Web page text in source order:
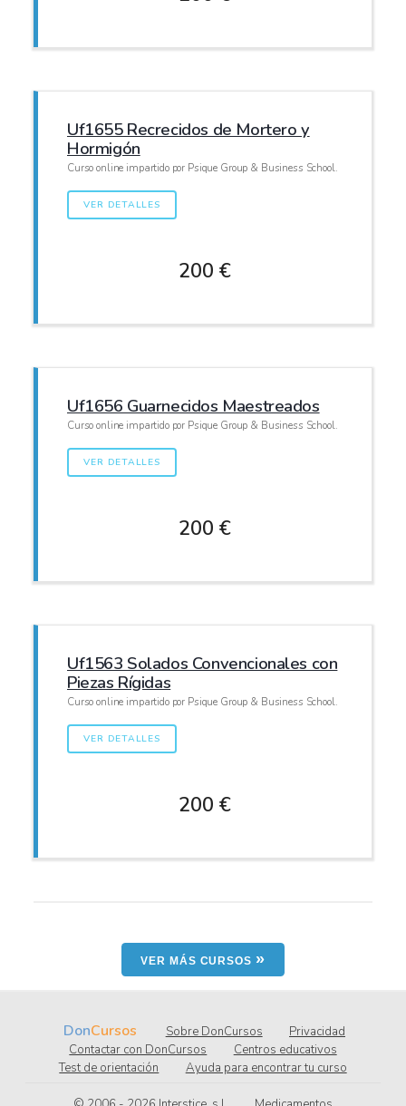
Uf1655 Recrecidos de Mortero y
Hormigón
Curso online impartido por Psique Group & Business School.
VER DETALLES
200 €
Uf1656 Guarnecidos Maestreados
Curso online impartido por Psique Group & Business School.
VER DETALLES
200 €
Uf1563 Solados Convencionales con
Piezas Rígidas
Curso online impartido por Psique Group & Business School.
VER DETALLES
200 €
VER MÁS CURSOS »
DonCursos Sobre DonCursos
Privacidad
Contactar con DonCursos
Centros educativos
Test de orientación
Ayuda para encontrar tu curso